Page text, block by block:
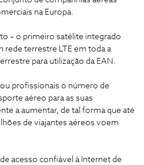
na Europa.
– o primeiro satélite integrado
rede terrestre LTE em toda a
para utilização da EAN.
profissionais o número de
aéreo para as suas
a aumentar, de tal forma que até
de viajantes aéreos voem
acesso confiável à Internet de